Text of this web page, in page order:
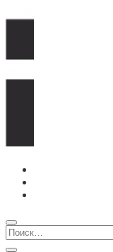
Перейти
содержимому
Найти: